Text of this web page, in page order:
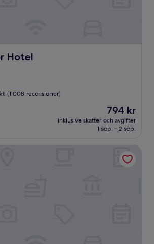
Hotel
(1 008 recensioner)
Priset
är
794 kr
794 kr
inklusive skatter och avgifter
1 sep. – 2 sep.